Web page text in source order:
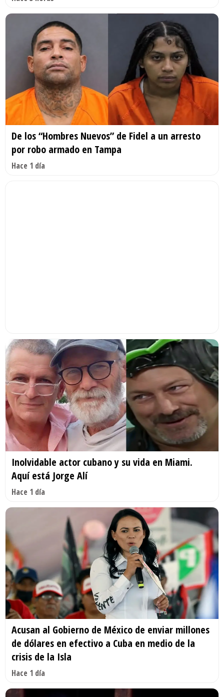
De los “Hombres Nuevos” de Fidel a un arresto
por robo armado en Tampa
Hace 1 día
Inolvidable actor cubano y su vida en Miami.
Aquí está Jorge Alí
Hace 1 día
Acusan al Gobierno de México de enviar millones
de dólares en efectivo a Cuba en medio de la
crisis de la Isla
Hace 1 día